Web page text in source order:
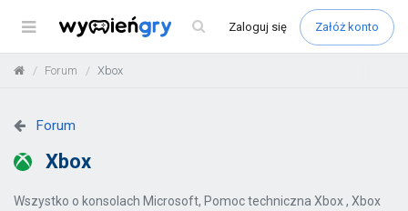
Menu Zaloguj się Załóż konto
Forum Xbox
Forum
Xbox
Wszystko o konsolach Microsoft, Pomoc techniczna Xbox , Xbox